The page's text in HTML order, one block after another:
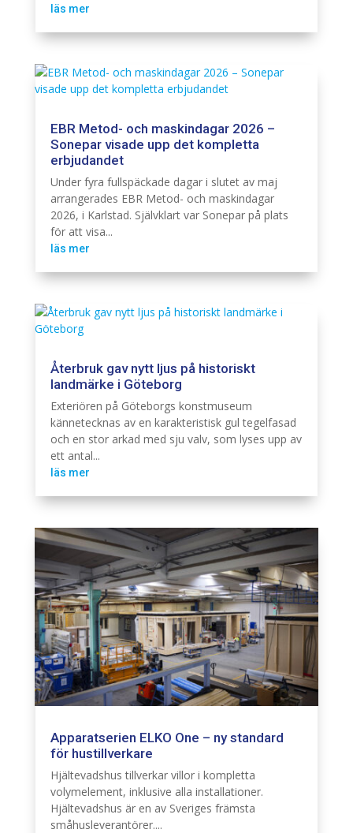
läs mer
EBR Metod- och maskindagar 2026 –
Sonepar visade upp det kompletta
erbjudandet
Under fyra fullspäckade dagar i slutet av maj
arrangerades EBR Metod- och maskindagar
2026, i Karlstad. Självklart var Sonepar på plats
för att visa...
läs mer
Återbruk gav nytt ljus på historiskt
landmärke i Göteborg
Exteriören på Göteborgs konstmuseum
kännetecknas av en karakteristisk gul tegelfasad
och en stor arkad med sju valv, som lyses upp av
ett antal...
läs mer
Apparatserien ELKO One – ny standard
för hustillverkare
Hjältevadshus tillverkar villor i kompletta
volymelement, inklusive alla installationer.
Hjältevadshus är en av Sveriges främsta
småhusleverantörer....